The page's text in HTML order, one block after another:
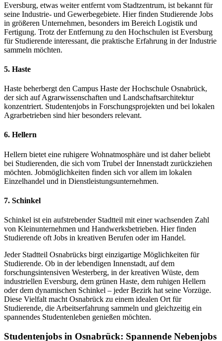
Eversburg, etwas weiter entfernt vom Stadtzentrum, ist bekannt für
seine Industrie- und Gewerbegebiete. Hier finden Studierende Jobs
in größeren Unternehmen, besonders im Bereich Logistik und
Fertigung. Trotz der Entfernung zu den Hochschulen ist Eversburg
für Studierende interessant, die praktische Erfahrung in der Industrie
sammeln möchten.
5. Haste
Haste beherbergt den Campus Haste der Hochschule Osnabrück,
der sich auf Agrarwissenschaften und Landschaftsarchitektur
konzentriert. Studentenjobs in Forschungsprojekten und bei lokalen
Agrarbetrieben sind hier besonders relevant.
6. Hellern
Hellern bietet eine ruhigere Wohnatmosphäre und ist daher beliebt
bei Studierenden, die sich vom Trubel der Innenstadt zurückziehen
möchten. Jobmöglichkeiten finden sich vor allem im lokalen
Einzelhandel und in Dienstleistungsunternehmen.
7. Schinkel
Schinkel ist ein aufstrebender Stadtteil mit einer wachsenden Zahl
von Kleinunternehmen und Handwerksbetrieben. Hier finden
Studierende oft Jobs in kreativen Berufen oder im Handel.
Jeder Stadtteil Osnabrücks birgt einzigartige Möglichkeiten für
Studierende. Ob in der lebendigen Innenstadt, auf dem
forschungsintensiven Westerberg, in der kreativen Wüste, dem
industriellen Eversburg, dem grünen Haste, dem ruhigen Hellern
oder dem dynamischen Schinkel – jeder Bezirk hat seine Vorzüge.
Diese Vielfalt macht Osnabrück zu einem idealen Ort für
Studierende, die Arbeitserfahrung sammeln und gleichzeitig ein
spannendes Studentenleben genießen möchten.
Studentenjobs in Osnabrück: Spannende Nebenjobs